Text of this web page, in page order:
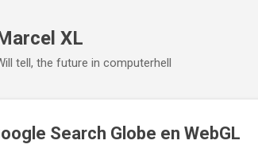
XL
tell, the future in computerhell
Search Globe en WebGL